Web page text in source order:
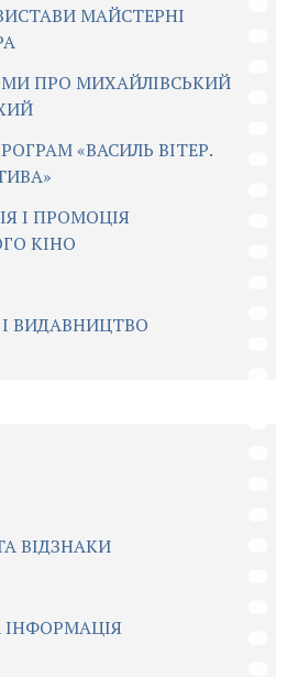
МАЙСТЕРНІ
ПРО МИХАЙЛІВСЬКИЙ
«ВАСИЛЬ ВІТЕР.
І ПРОМОЦІЯ
КІНО
І ВИДАВНИЦТВО
ВІДЗНАКИ